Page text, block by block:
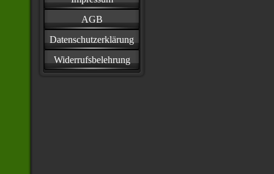
AGB
Datenschutzerklärung
Widerrufsbelehrung